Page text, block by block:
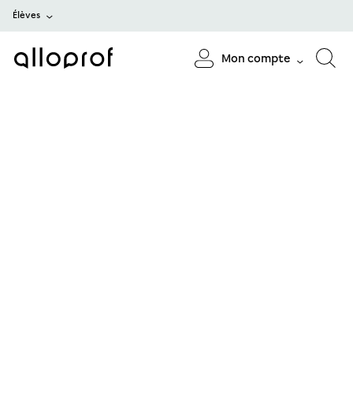
Élèves
Mon compte